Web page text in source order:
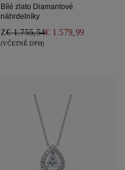
Bílé zlato Diamantové
náhrdelníky
Z€ 1.755,54€ 1.579,99
(VČETNĚ DPH)